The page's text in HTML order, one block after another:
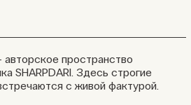
пространство
SHARPDARI. Здесь строгие
с живой фактурой.